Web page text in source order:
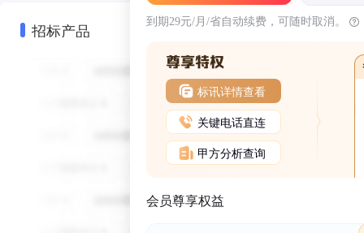
招标产品 到期29元/月/省自动续费，可随时取消。
标讯详情查看
关键电话直连
甲方分析查询
会员尊享权益